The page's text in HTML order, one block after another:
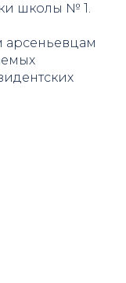
школы № 1.